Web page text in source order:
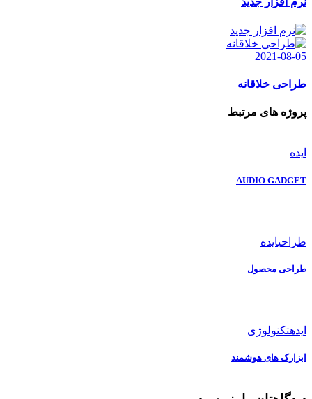
2021-08-05
طراحی خلاقانه
پروژه های مرتبط
ایده
AUDIO GADGET
طراحیایده
طراحی محصول
ایدهتکنولوژی
ابزارک های هوشمند